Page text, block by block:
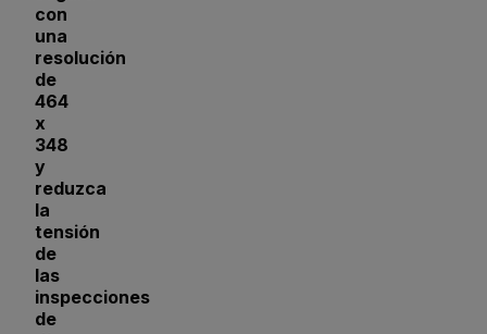
con
una
resolución
de
464
x
348
y
reduzca
la
tensión
de
las
inspecciones
de